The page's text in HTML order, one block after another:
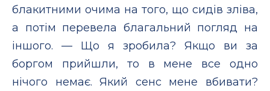
блакитними очима на того, що сидів зліва,
а потім перевела благальний погляд на
іншого. — Що я зробила? Якщо ви за
боргом прийшли, то в мене все одно
нічого немає. Який сенс мене вбивати?